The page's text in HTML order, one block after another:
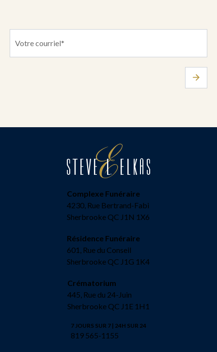
Complexe Funéraire
4230, Rue Bertrand-Fabi
Sherbrooke QC J1N 1X6
Résidence Funéraire
601, Rue du Conseil
Sherbrooke QC J1G 1K4
Crématorium
445, Rue du 24-Juin
Sherbrooke QC J1E 1H1
7 JOURS SUR 7 | 24H SUR 24
819 565-1155